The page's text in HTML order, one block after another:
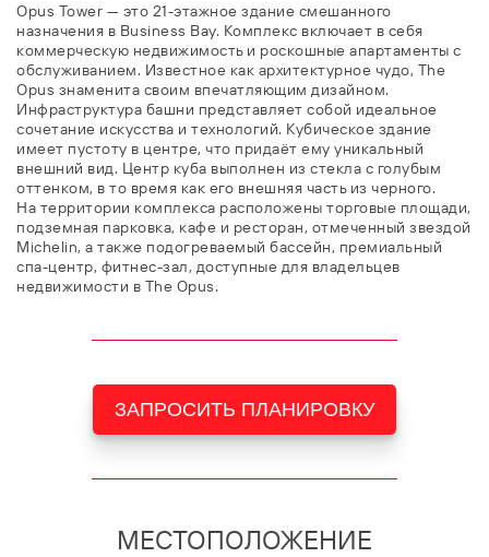
Opus Tower — это 21-этажное здание смешанного
назначения в Business Bay. Комплекс включает в себя
коммерческую недвижимость и роскошные апартаменты с
обслуживанием. Известное как архитектурное чудо, The
Opus знаменита своим впечатляющим дизайном.
Инфраструктура башни представляет собой идеальное
сочетание искусства и технологий. Кубическое здание
имеет пустоту в центре, что придаёт ему уникальный
внешний вид. Центр куба выполнен из стекла с голубым
оттенком, в то время как его внешняя часть из черного.
На территории комплекса расположены торговые площади,
подземная парковка, кафе и ресторан, отмеченный звездой
Michelin, а также подогреваемый бассейн, премиальный
спа-центр, фитнес-зал, доступные для владельцев
недвижимости в The Opus.
ЗАПРОСИТЬ ПЛАНИРОВКУ
МЕСТОПОЛОЖЕНИЕ